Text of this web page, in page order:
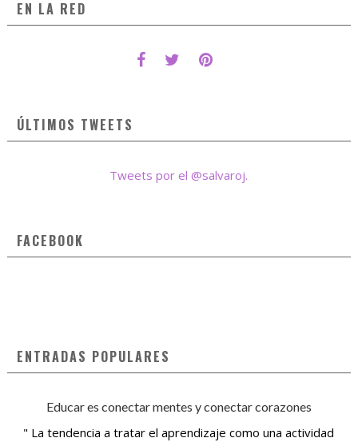
EN LA RED
ÚLTIMOS TWEETS
Tweets por el @salvaroj.
FACEBOOK
ENTRADAS POPULARES
Educar es conectar mentes y conectar corazones
" La tendencia a tratar el aprendizaje como una actividad